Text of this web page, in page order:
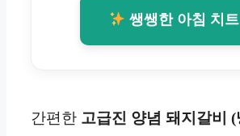
쌩쌩한 아침 치트
간편한 고급진 양념 돼지갈비 (